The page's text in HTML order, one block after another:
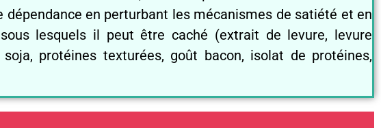
en perturbant les mécanismes de satiété et en
lesquels il peut être caché (extrait de levure, levure
protéines texturées, goût bacon, isolat de protéines,